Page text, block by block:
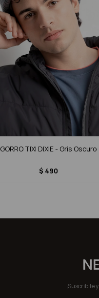
GORRO TIXI DIXIE - Gris Oscuro
$ 490
¡Suscribite